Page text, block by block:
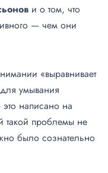
и о том, что
— чем они
«выравнивает
умывания
написано на
такой проблемы не
было сознательно